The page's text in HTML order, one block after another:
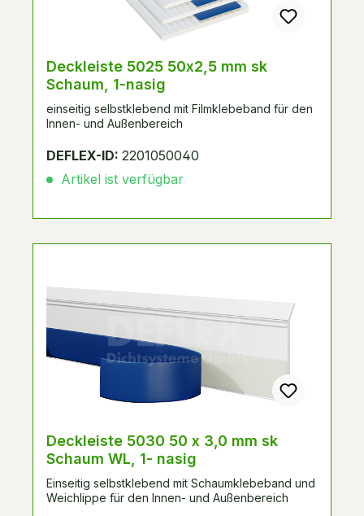
Deckleiste 5025 50x2,5 mm sk
Schaum, 1-nasig
einseitig selbstklebend mit Filmklebeband für den
Innen- und Außenbereich
DEFLEX-ID: 2201050040
Artikel ist verfügbar
Deckleiste 5030 50 x 3,0 mm sk
Schaum WL, 1- nasig
Einseitig selbstklebend mit Schaumklebeband und
Weichlippe für den Innen- und Außenbereich